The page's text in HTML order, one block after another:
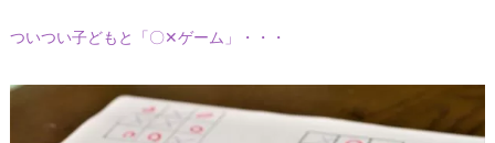
ついつい子どもと「〇✕ゲーム」・・・